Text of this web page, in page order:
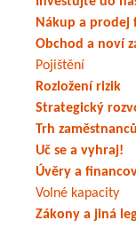
Nákup a prodej
Obchod a noví
Pojištění
Rozložení rizik
Strategický
Trh zaměstnanců
Uč se a vyhraj!
Úvěry a
Volné kapacity
Zákony a jiná